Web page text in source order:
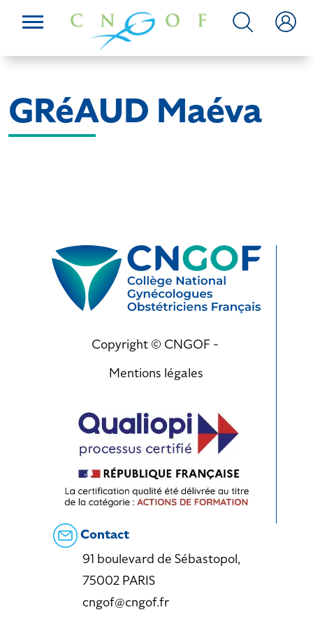
GRéAUD Maéva
Copyright © CNGOF -
Mentions légales
Contact
91 boulevard de Sébastopol,
75002 PARIS
cngof@cngof.fr